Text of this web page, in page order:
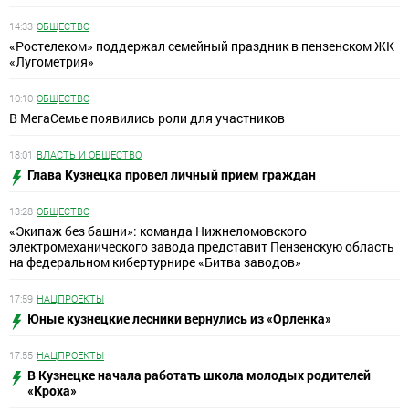
14:33 ОБЩЕСТВО
«Ростелеком» поддержал семейный праздник в пензенском ЖК
«Лугометрия»
10:10 ОБЩЕСТВО
В МегаСемье появились роли для участников
18:01 ВЛАСТЬ И ОБЩЕСТВО
Глава Кузнецка провел личный прием граждан
13:28 ОБЩЕСТВО
«Экипаж без башни»: команда Нижнеломовского
электромеханического завода представит Пензенскую область
на федеральном кибертурнире «Битва заводов»
17:59 НАЦПРОЕКТЫ
Юные кузнецкие лесники вернулись из «Орленка»
17:55 НАЦПРОЕКТЫ
В Кузнецке начала работать школа молодых родителей
«Кроха»